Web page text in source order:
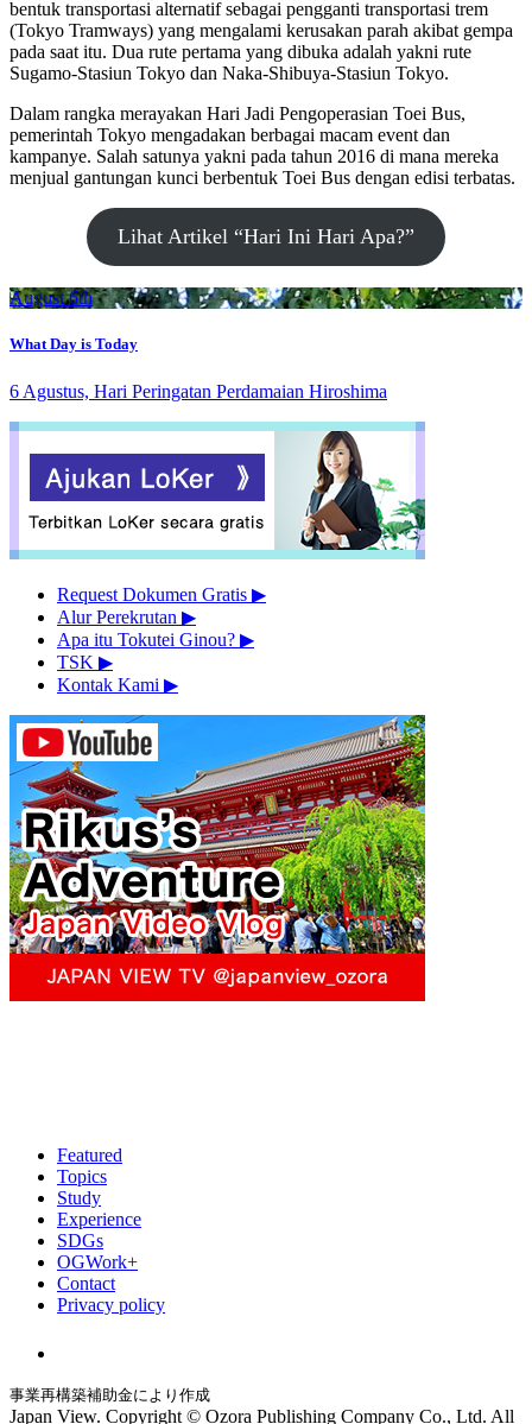
bentuk transportasi alternatif sebagai pengganti transportasi trem
(Tokyo Tramways) yang mengalami kerusakan parah akibat gempa
pada saat itu. Dua rute pertama yang dibuka adalah yakni rute
Sugamo-Stasiun Tokyo dan Naka-Shibuya-Stasiun Tokyo.
Dalam rangka merayakan Hari Jadi Pengoperasian Toei Bus,
pemerintah Tokyo mengadakan berbagai macam event dan
kampanye. Salah satunya yakni pada tahun 2016 di mana mereka
menjual gantungan kunci berbentuk Toei Bus dengan edisi terbatas.
Lihat Artikel “Hari Ini Hari Apa?”
August 6th
What Day is Today
6 Agustus, Hari Peringatan Perdamaian Hiroshima
Request Dokumen Gratis ▶︎
Alur Perekrutan ▶︎
Apa itu Tokutei Ginou? ▶︎
TSK ▶︎
Kontak Kami ▶︎
Featured
Topics
Study
Experience
SDGs
OGWork+
Contact
Privacy policy
事業再構築補助金により作成
Japan View. Copyright © Ozora Publishing Company Co., Ltd. All